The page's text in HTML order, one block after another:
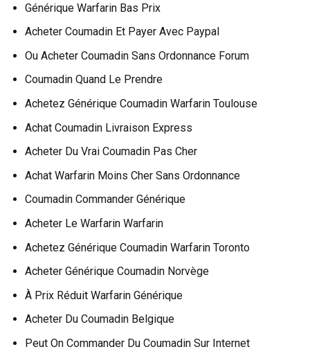
Générique Warfarin Bas Prix
Acheter Coumadin Et Payer Avec Paypal
Ou Acheter Coumadin Sans Ordonnance Forum
Coumadin Quand Le Prendre
Achetez Générique Coumadin Warfarin Toulouse
Achat Coumadin Livraison Express
Acheter Du Vrai Coumadin Pas Cher
Achat Warfarin Moins Cher Sans Ordonnance
Coumadin Commander Générique
Acheter Le Warfarin Warfarin
Achetez Générique Coumadin Warfarin Toronto
Acheter Générique Coumadin Norvège
À Prix Réduit Warfarin Générique
Acheter Du Coumadin Belgique
Peut On Commander Du Coumadin Sur Internet